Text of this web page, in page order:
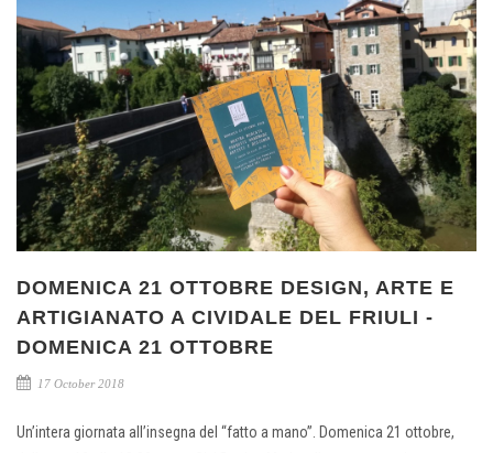
DOMENICA 21 OTTOBRE DESIGN, ARTE E
ARTIGIANATO A CIVIDALE DEL FRIULI -
DOMENICA 21 OTTOBRE
17 October 2018
Un’intera giornata all’insegna del “fatto a mano”. Domenica 21 ottobre,